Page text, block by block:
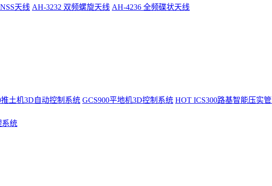
天线 AH-3232 双频螺旋天线 AH-4236 全频碟状天线
推土机3D自动控制系统 GCS900平地机3D控制系统 HOT ICS300路基智能压实
系统